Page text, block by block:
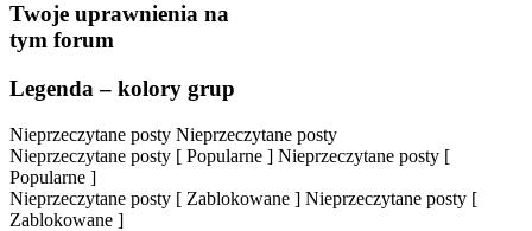
Twoje uprawnienia na
tym forum
Legenda – kolory grup
Nieprzeczytane posty Nieprzeczytane posty
Nieprzeczytane posty [ Popularne ] Nieprzeczytane posty [
Popularne ]
Nieprzeczytane posty [ Zablokowane ] Nieprzeczytane posty [
Zablokowane ]